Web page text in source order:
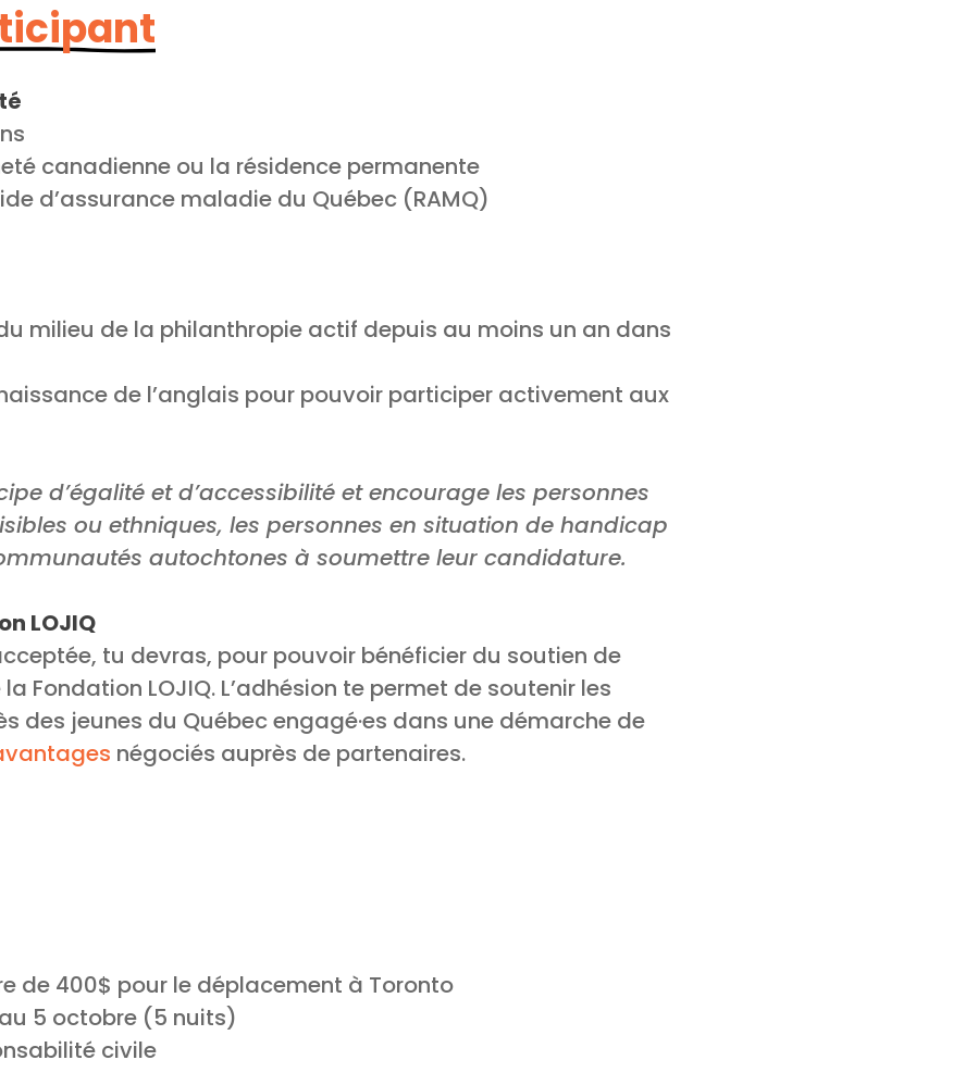
canadienne ou la résidence permanente
d’assurance maladie du Québec (RAMQ)
milieu de la philanthropie actif depuis au moins un an dans
de l’anglais pour pouvoir participer activement aux
d’égalité et d’accessibilité et encourage les personnes
ou ethniques, les personnes en situation de handicap
autochtones à soumettre leur candidature.
LOJIQ
tu devras, pour pouvoir bénéficier du soutien de
Fondation LOJIQ. L’adhésion te permet de soutenir les
des jeunes du Québec engagé·es dans une démarche de
négociés auprès de partenaires.
de 400$ pour le déplacement à Toronto
5 octobre (5 nuits)
civile